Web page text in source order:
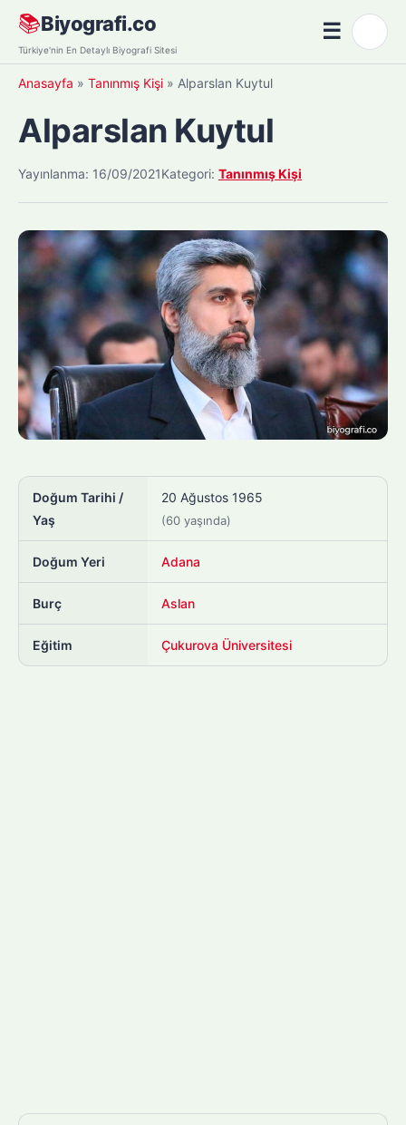
Skip
content
📚Biyografi.co
Türkiye'nin En Detaylı Biyografi Sitesi
☰Menü
Anasayfa » Tanınmış Kişi » Alparslan Kuytul
Alparslan Kuytul
Yayınlanma: 16/09/2021Kategori: Tanınmış Kişi
Doğum Tarihi /
Yaş
20 Ağustos 1965
(60 yaşında)
Doğum Yeri Adana
Burç Aslan
Eğitim Çukurova Üniversitesi